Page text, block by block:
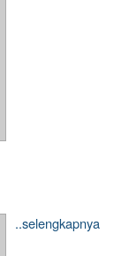
..selengkapnya